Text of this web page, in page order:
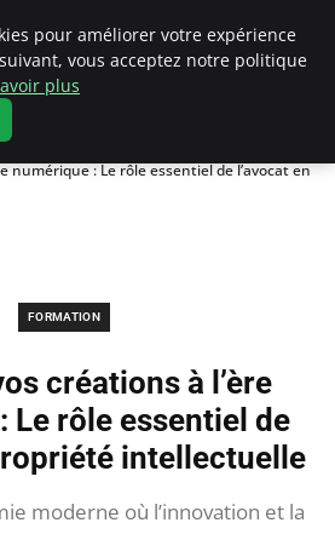
numérique : Le rôle essentiel de l’avocat en
FORMATION
créations à l’ère
Le rôle essentiel de
intellectuelle
moderne où l’innovation et la
pour améliorer votre expérience
vous acceptez notre politique
plus